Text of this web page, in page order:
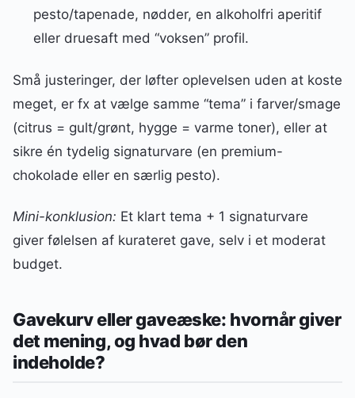
pesto/tapenade, nødder, en alkoholfri aperitif
eller druesaft med “voksen” profil.
Små justeringer, der løfter oplevelsen uden at koste
meget, er fx at vælge samme “tema” i farver/smage
(citrus = gult/grønt, hygge = varme toner), eller at
sikre én tydelig signaturvare (en premium-
chokolade eller en særlig pesto).
Mini-konklusion: Et klart tema + 1 signaturvare
giver følelsen af kurateret gave, selv i et moderat
budget.
Gavekurv eller gaveæske: hvornår giver
det mening, og hvad bør den
indeholde?